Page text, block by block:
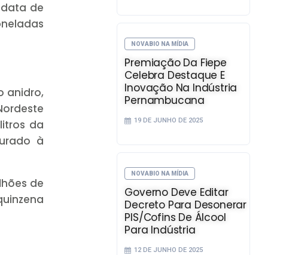
de
anidro,
da
à
de
NOVABIO NA MÍDIA
Premiação Da Fiepe
Celebra Destaque E
Inovação Na Indústria
Pernambucana
19 DE JUNHO DE 2025
NOVABIO NA MÍDIA
Governo Deve Editar
Decreto Para Desonerar
PIS/Cofins De Álcool
Para Indústria
12 DE JUNHO DE 2025